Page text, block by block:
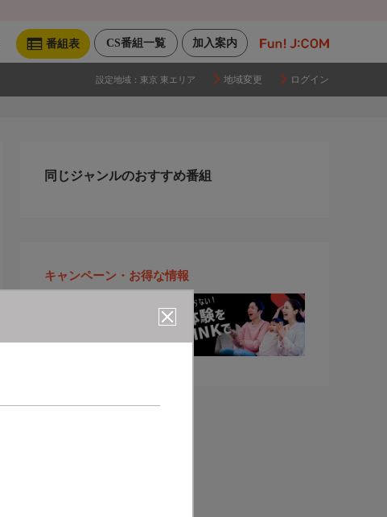
加入案内
CS番組一覧
番組表
設定地域： 東京 東エリア 地域変更 ログイン
同じジャンルのおすすめ番組
キャンペーン・お得な情報